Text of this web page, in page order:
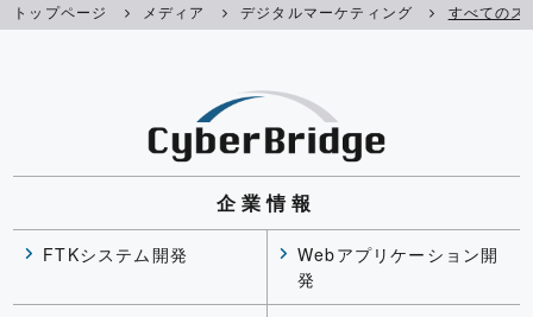
トップページ メディア デジタルマーケティング すべてのス
企業情報
FTKシステム開発
Webアプリケーション開
発